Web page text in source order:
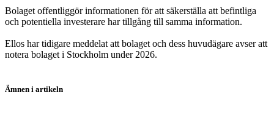
Bolaget offentliggör informationen för att säkerställa att befintliga
och potentiella investerare har tillgång till samma information.
Ellos har tidigare meddelat att bolaget och dess huvudägare avser att
notera bolaget i Stockholm under 2026.
Ämnen i artikeln